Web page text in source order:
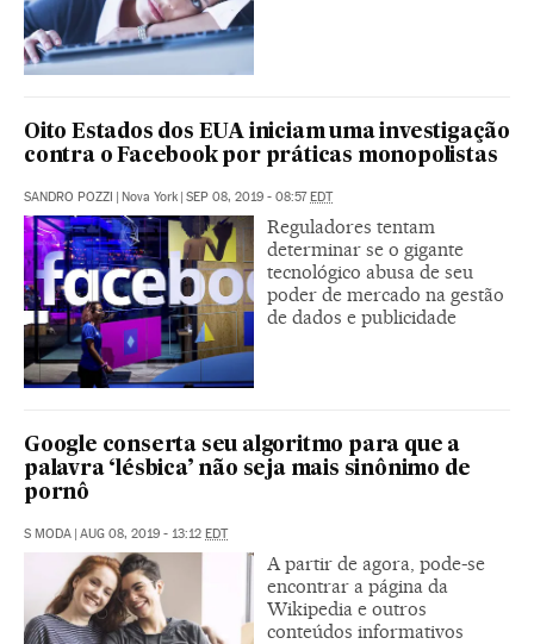
Oito Estados dos EUA iniciam uma investigação
contra o Facebook por práticas monopolistas
SANDRO POZZI | Nova York | SEP 08, 2019 - 08:57EDT
Reguladores tentam
determinar se o gigante
tecnológico abusa de seu
poder de mercado na gestão
de dados e publicidade
Google conserta seu algoritmo para que a
palavra ‘lésbica’ não seja mais sinônimo de
pornô
S MODA | AUG 08, 2019 - 13:12 EDT
A partir de agora, pode-se
encontrar a página da
Wikipedia e outros
conteúdos informativos